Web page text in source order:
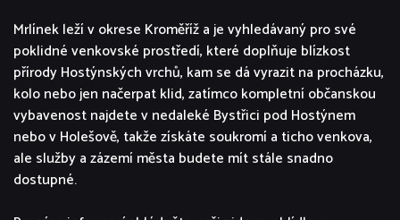
Mrlínek leží v okrese Kroměříž a je vyhledávaný pro své
poklidné venkovské prostředí, které doplňuje blízkost
přírody Hostýnských vrchů, kam se dá vyrazit na procházku,
kolo nebo jen načerpat klid, zatímco kompletní občanskou
vybavenost najdete v nedaleké Bystřici pod Hostýnem
nebo v Holešově, takže získáte soukromí a ticho venkova,
ale služby a zázemí města budete mít stále snadno
dostupné.